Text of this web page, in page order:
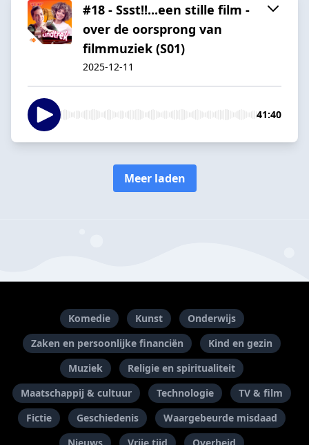
#18 - Ssst!!...een stille film -
over de oorsprong van
filmmuziek (S01)
2025-12-11
41:40
Meer laden
Komedie Kunst
Onderwijs
Zaken en persoonlijke financiën
Kind en gezin
Muziek
Religie en spiritualiteit
Maatschappij & cultuur
Technologie
TV & film
Fictie
Geschiedenis
Waargebeurde misdaad